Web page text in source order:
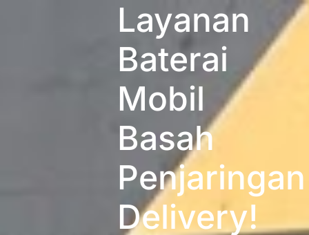
Layanan
Baterai
Mobil
Basah
Penjaringan
Delivery!